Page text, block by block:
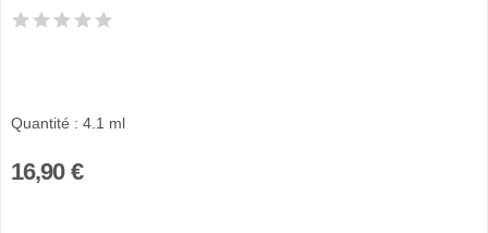
Quantité : 4.1 ml
16,90 €